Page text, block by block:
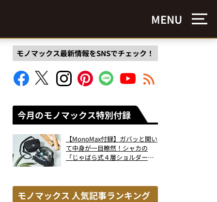
MENU
モノマックス最新情報をSNSでチェック！
今月のモノマックス特別付録
【MonoMax付録】ガバッと開い
て中身が一目瞭然！シャカの
「じゃばら式４層ショルダーバ
モノマックス 人気記事ランキング